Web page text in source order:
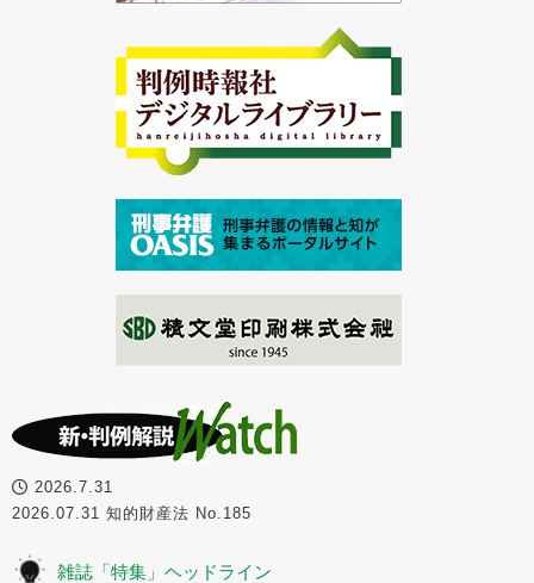
2026.7.31
2026.07.31 知的財産法 No.185
雑誌「特集」ヘッドライン